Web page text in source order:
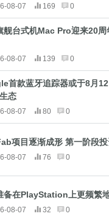
08-07 169 0
舰台式机Mac Pro迎来20
08-07 139 0
首款蓝牙追踪器或于8月
态
08-07 80 0
项目逐渐成形 第一阶段
08-07 76 0
备在PlayStation上更频繁
08-07 32 0